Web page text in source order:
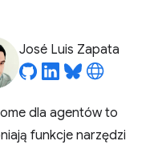
José Luis Zapata
dla agentów to
funkcje narzędzi